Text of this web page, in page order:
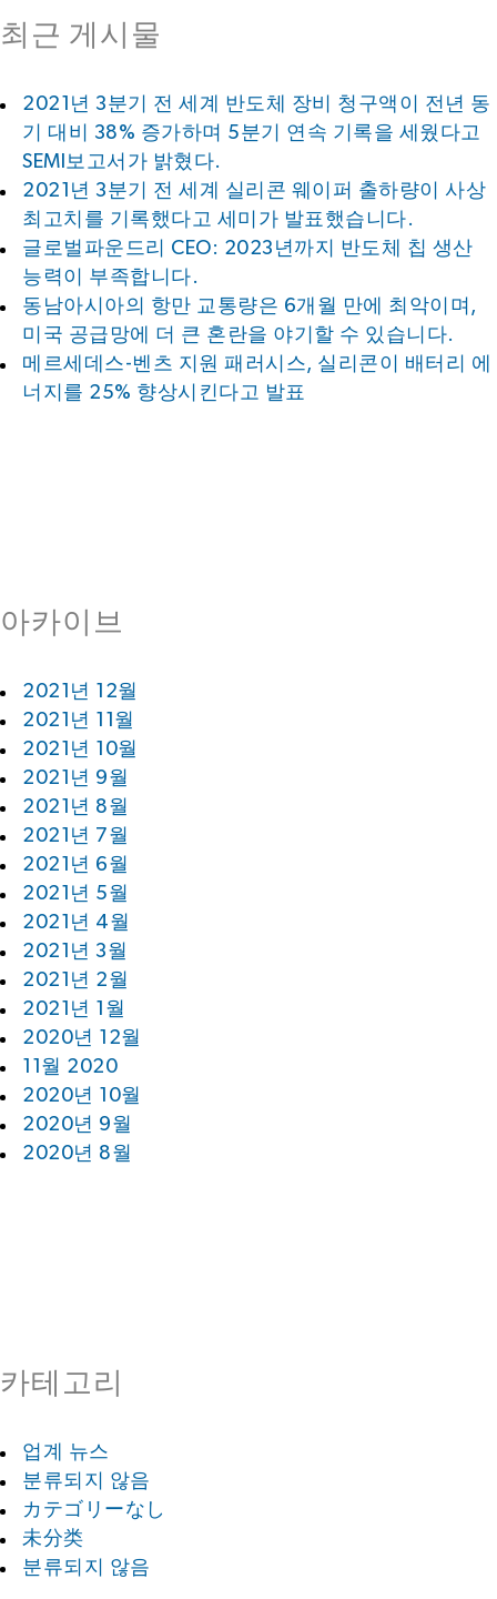
최근 게시물
2021년 3분기 전 세계 반도체 장비 청구액이 전년 동
기 대비 38% 증가하며 5분기 연속 기록을 세웠다고
SEMI보고서가 밝혔다.
2021년 3분기 전 세계 실리콘 웨이퍼 출하량이 사상
최고치를 기록했다고 세미가 발표했습니다.
글로벌파운드리 CEO: 2023년까지 반도체 칩 생산
능력이 부족합니다.
동남아시아의 항만 교통량은 6개월 만에 최악이며,
미국 공급망에 더 큰 혼란을 야기할 수 있습니다.
메르세데스-벤츠 지원 패러시스, 실리콘이 배터리 에
너지를 25% 향상시킨다고 발표
아카이브
2021년 12월
2021년 11월
2021년 10월
2021년 9월
2021년 8월
2021년 7월
2021년 6월
2021년 5월
2021년 4월
2021년 3월
2021년 2월
2021년 1월
2020년 12월
11월 2020
2020년 10월
2020년 9월
2020년 8월
카테고리
업계 뉴스
분류되지 않음
カテゴリーなし
未分类
분류되지 않음